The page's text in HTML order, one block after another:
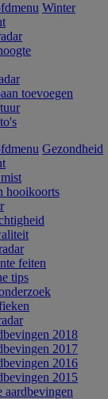
Winter
toevoegen
Gezondheid
hooikoorts
feiten
tips
2018
2017
2016
2015
aardbevingen